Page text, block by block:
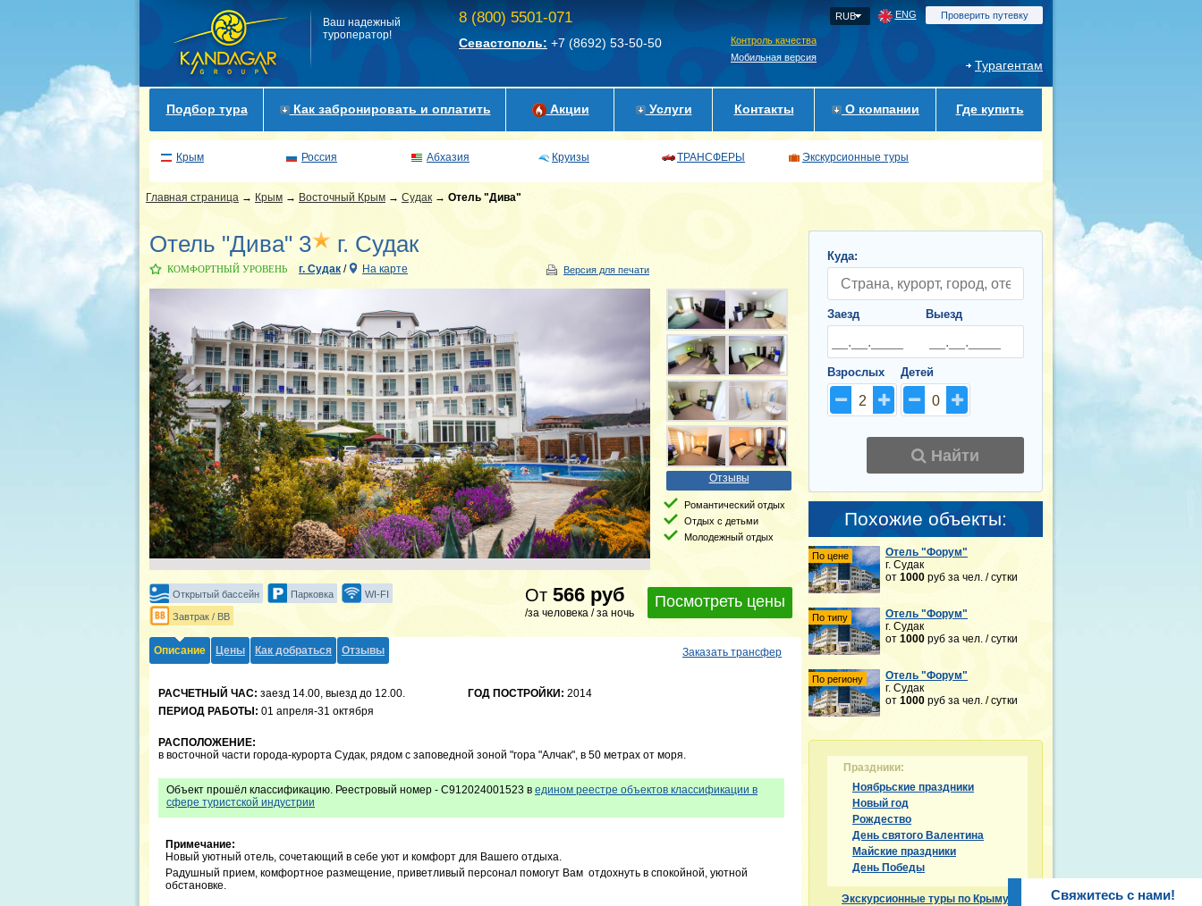
Ваш надежный
туроператор!
8 (800) 5501-071
Севастополь: +7 (8692) 53-50-50
Контроль качества
Мобильная версия
RUB ENG Проверить путевку
Турагентам
Подбор тура Как забронировать и оплатить Акции Услуги Контакты О компании Где купить
Крым Россия Абхазия Круизы ТРАНСФЕРЫ Экскурсионные туры
Главная страница → Крым → Восточный Крым → Судак → Отель "Дива"
Отель "Дива" 3 г. Судак
КОМФОРТНЫЙ УРОВЕНЬ г. Судак / На карте Версия для печати
Отзывы
Романтический отдых
Отдых с детьми
Молодежный отдых
Открытый бассейн Парковка WI-FI
Завтрак / BB
Посмотреть цены
От 566 руб
/за человека / за ночь
Описание Цены Как добраться Отзывы Заказать трансфер
РАСЧЕТНЫЙ ЧАС: заезд 14.00, выезд до 12.00. ГОД ПОСТРОЙКИ: 2014
ПЕРИОД РАБОТЫ: 01 апреля-31 октября
РАСПОЛОЖЕНИЕ:
в восточной части города-курорта Судак, рядом с заповедной зоной "гора "Алчак", в 50 метрах от моря.
Объект прошёл классификацию. Реестровый номер - С912024001523 в едином реестре объектов классификации в
сфере туристской индустрии
Примечание:
Новый уютный отель, сочетающий в себе уют и комфорт для Вашего отдыха.
Радушный прием, комфортное размещение, приветливый персонал помогут Вам отдохнуть в спокойной, уютной
обстановке.
Свяжитесь с нами!
Куда:
Заезд Выезд
Взрослых
2
Детей
0
Найти
Похожие объекты:
По цене
Отель "Форум"
г. Судак
от 1000 руб за чел. / сутки
По типу
Отель "Форум"
г. Судак
от 1000 руб за чел. / сутки
По региону
Отель "Форум"
г. Судак
от 1000 руб за чел. / сутки
Праздники:
Ноябрьские праздники
Новый год
Рождество
День святого Валентина
Майские праздники
День Победы
Экскурсионные туры по Крыму